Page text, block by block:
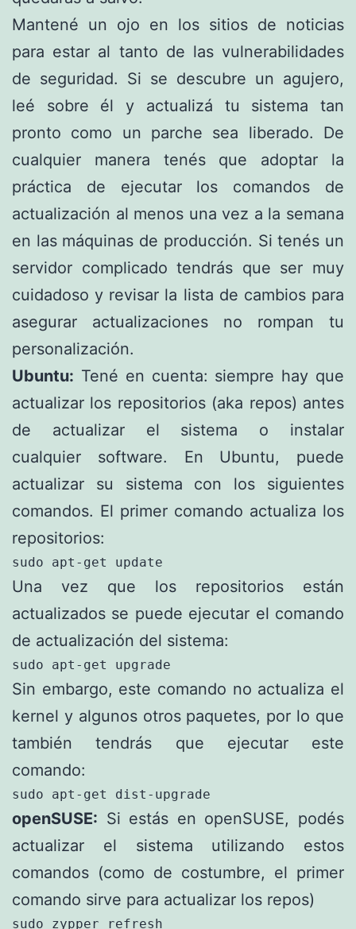
Mantené un ojo en los sitios de noticias
para estar al tanto de las vulnerabilidades
de seguridad. Si se descubre un agujero,
leé sobre él y actualizá tu sistema tan
pronto como un parche sea liberado. De
cualquier manera tenés que adoptar la
práctica de ejecutar los comandos de
actualización al menos una vez a la semana
en las máquinas de producción. Si tenés un
servidor complicado tendrás que ser muy
cuidadoso y revisar la lista de cambios para
asegurar actualizaciones no rompan tu
personalización.
Ubuntu: Tené en cuenta: siempre hay que
actualizar los repositorios (aka repos) antes
de actualizar el sistema o instalar
cualquier software. En Ubuntu, puede
actualizar su sistema con los siguientes
comandos. El primer comando actualiza los
repositorios:
sudo apt-get update
Una vez que los repositorios están
actualizados se puede ejecutar el comando
de actualización del sistema:
sudo apt-get upgrade
Sin embargo, este comando no actualiza el
kernel y algunos otros paquetes, por lo que
también tendrás que ejecutar este
comando:
sudo apt-get dist-upgrade
openSUSE: Si estás en openSUSE, podés
actualizar el sistema utilizando estos
comandos (como de costumbre, el primer
comando sirve para actualizar los repos)
sudo zypper refresh